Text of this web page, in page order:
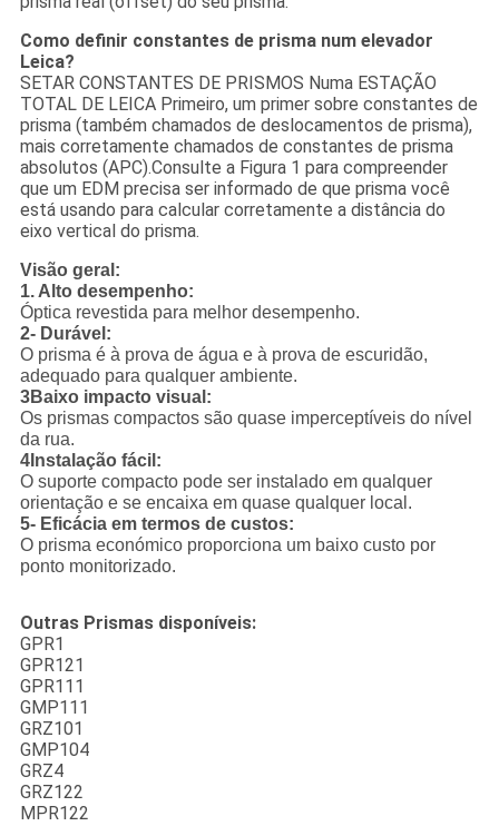
Como definir constantes de prisma num elevador
Leica?
SETAR CONSTANTES DE PRISMOS Numa ESTAÇÃO
TOTAL DE LEICA Primeiro, um primer sobre constantes de
prisma (também chamados de deslocamentos de prisma),
mais corretamente chamados de constantes de prisma
absolutos (APC).Consulte a Figura 1 para compreender
que um EDM precisa ser informado de que prisma você
está usando para calcular corretamente a distância do
eixo vertical do prisma.
Visão geral:
1. Alto desempenho:
Óptica revestida para melhor desempenho.
2- Durável:
O prisma é à prova de água e à prova de escuridão,
adequado para qualquer ambiente.
3Baixo impacto visual:
Os prismas compactos são quase imperceptíveis do nível
da rua.
4Instalação fácil:
O suporte compacto pode ser instalado em qualquer
orientação e se encaixa em quase qualquer local.
5- Eficácia em termos de custos:
O prisma económico proporciona um baixo custo por
ponto monitorizado.
Outras Prismas disponíveis:
GPR1
GPR121
GPR111
GMP111
GRZ101
GMP104
GRZ4
GRZ122
MPR122